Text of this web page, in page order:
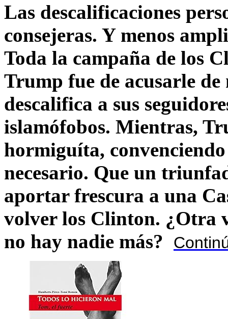
Las descalificaciones
consejeras. Y menos
Toda la campaña de los
Trump fue de acusarle
descalifica a sus
islamófobos. Mientras,
hormiguíta,
necesario. Que un
aportar frescura a una
volver los Clinton. ¿Otra
no hay nadie más?